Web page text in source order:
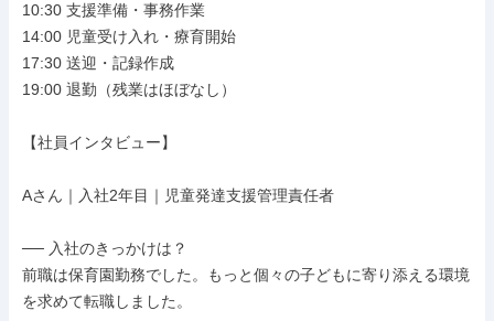
10:30 支援準備・事務作業
14:00 児童受け入れ・療育開始
17:30 送迎・記録作成
19:00 退勤（残業はほぼなし）
【社員インタビュー】
Aさん｜入社2年目｜児童発達支援管理責任者
── 入社のきっかけは？
前職は保育園勤務でした。もっと個々の子どもに寄り添える環境
を求めて転職しました。